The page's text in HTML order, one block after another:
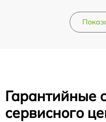
Гарантийные
сервисного